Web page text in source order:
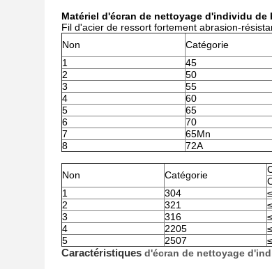
Matériel d'écran de nettoyage d'individu de
Fil d'acier de ressort fortement abrasion-
Non
Catégorie
1
45
2 50
3
55
4
60
5
65
6
70
7
65Mn
8
72A
Non Catégorie
1
304
2
321
3
316
4
2205
5
2507
Caractéristiques d'écran de nettoyage